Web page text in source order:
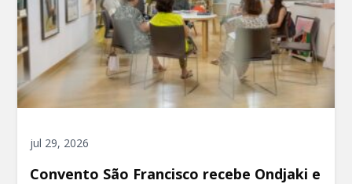
jul 29, 2026
Convento São Francisco recebe Ondjaki e